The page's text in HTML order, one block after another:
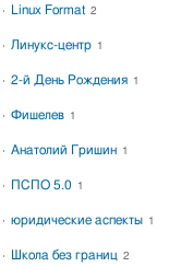
Linux Format 2
Линукс-центр 1
2-й День Рождения 1
Фишелев 1
Анатолий Гришин 1
ПСПО 5.0 1
юридические аспекты 1
Школа без границ 2